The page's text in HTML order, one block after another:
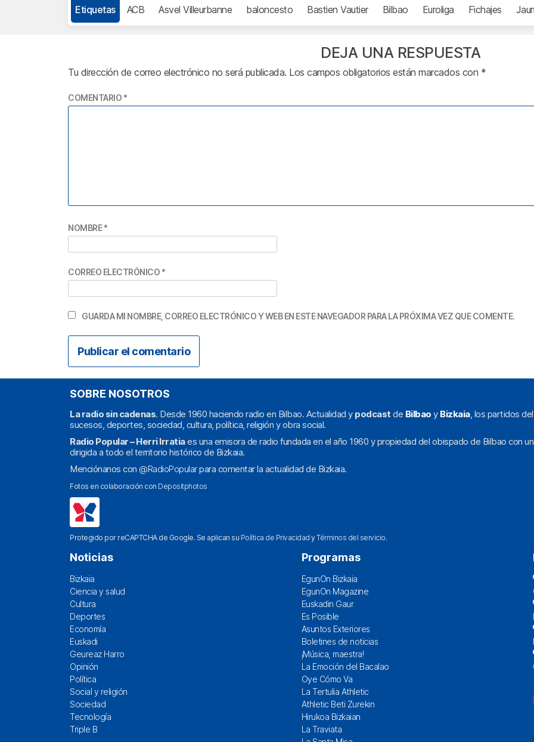
Etiquetas ACB Asvel Villeurbanne baloncesto Bastien Vautier Bilbao Euroliga Fichajes
DEJA UNA RESPUESTA
Tu dirección de correo electrónico no será publicada. Los campos obligatorios están marcados con *
COMENTARIO *
NOMBRE*
CORREO ELECTRÓNICO *
GUARDA MI NOMBRE, CORREO ELECTRÓNICO Y WEB EN ESTE NAVEGADOR PARA LA PRÓXIMA VEZ QUE COMENTE.
SOBRE NOSOTROS
La radio sin cadenas. Desde 1960 haciendo radio en Bilbao. Actualidad y podcast de Bilbao y Bizkaia, los partidos del
sucesos, deportes, sociedad, cultura, política, religión y obra social.
Radio Popular – Herri Irratiaes una emisora de radio fundada en el año 1960 y propiedad del obispado de Bilbao con
dirigida a todo el territorio histórico de Bizkaia.
Menciónanos con @RadioPopularpara comentar la actualidad de Bizkaia.
Fotos en colaboración con Depositphotos
Protegido por reCAPTCHA de Google. Se aplican su Política de Privacidad yTérminos del servicio.
Noticias
Bizkaia
Ciencia y salud
Cultura
Deportes
Economía
Euskadi
Geureaz Harro
Opinión
Política
Social y religión
Sociedad
Tecnología
Triple B
Programas
EgunOn Bizkaia
EgunOn Magazine
Euskadin Gaur
Es Posible
Asuntos Exteriores
Boletines de noticias
¡Música, maestra!
La Emoción del Bacalao
Oye Cómo Va
La Tertulia Athletic
Athletic Beti Zurekin
Hirukoa Bizkaian
La Traviata